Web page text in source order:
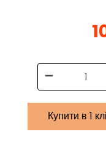
-
Купити в 1